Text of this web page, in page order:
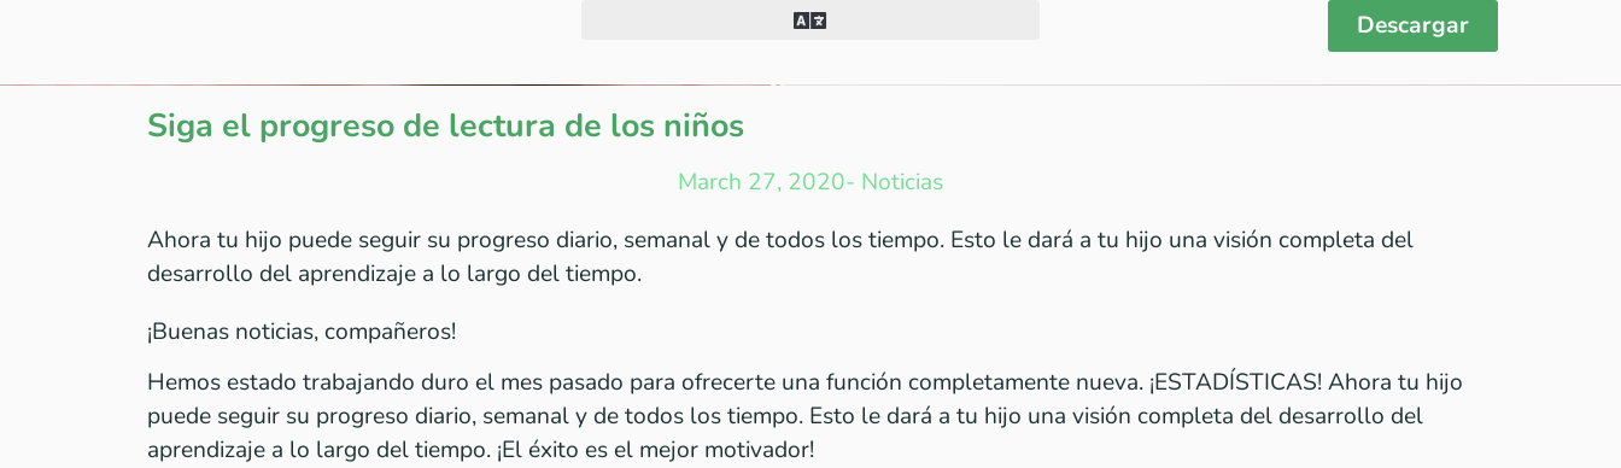
Descargar
Siga el progreso de lectura de los niños
March 27, 2020- Noticias
Ahora tu hijo puede seguir su progreso diario, semanal y de todos los tiempo. Esto le dará a tu hijo una visión completa del
desarrollo del aprendizaje a lo largo del tiempo.
¡Buenas noticias, compañeros!
Hemos estado trabajando duro el mes pasado para ofrecerte una función completamente nueva. ¡ESTADÍSTICAS! Ahora tu hijo
puede seguir su progreso diario, semanal y de todos los tiempo. Esto le dará a tu hijo una visión completa del desarrollo del
aprendizaje a lo largo del tiempo. ¡El éxito es el mejor motivador!